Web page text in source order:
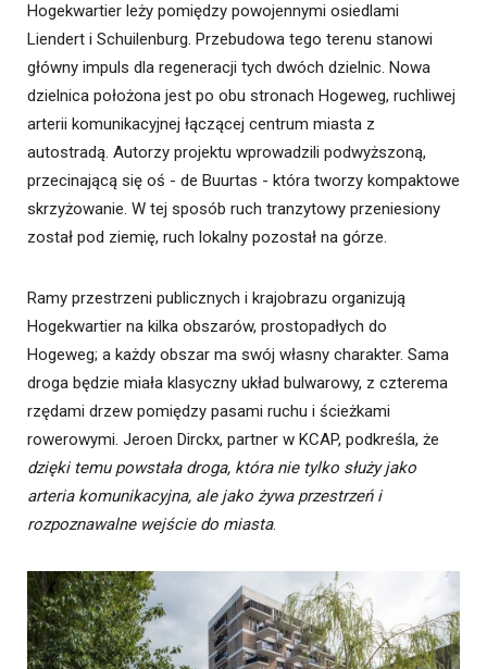
Hogekwartier leży pomiędzy powojennymi osiedlami
Liendert i Schuilenburg. Przebudowa tego terenu stanowi
główny impuls dla regeneracji tych dwóch dzielnic. Nowa
dzielnica położona jest po obu stronach Hogeweg, ruchliwej
arterii komunikacyjnej łączącej centrum miasta z
autostradą. Autorzy projektu wprowadzili podwyższoną,
przecinającą się oś - de Buurtas - która tworzy kompaktowe
skrzyżowanie. W tej sposób ruch tranzytowy przeniesiony
został pod ziemię, ruch lokalny pozostał na górze.
Ramy przestrzeni publicznych i krajobrazu organizują
Hogekwartier na kilka obszarów, prostopadłych do
Hogeweg; a każdy obszar ma swój własny charakter. Sama
droga będzie miała klasyczny układ bulwarowy, z czterema
rzędami drzew pomiędzy pasami ruchu i ścieżkami
rowerowymi. Jeroen Dirckx, partner w KCAP, podkreśla, że
dzięki temu powstała droga, która nie tylko służy jako
arteria komunikacyjna, ale jako żywa przestrzeń i
rozpoznawalne wejście do miasta.